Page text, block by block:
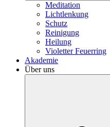
Meditation
Lichtlenkung
Schutz
Reinigung
Heilung
Violetter Feuerring
Akademie
Über uns